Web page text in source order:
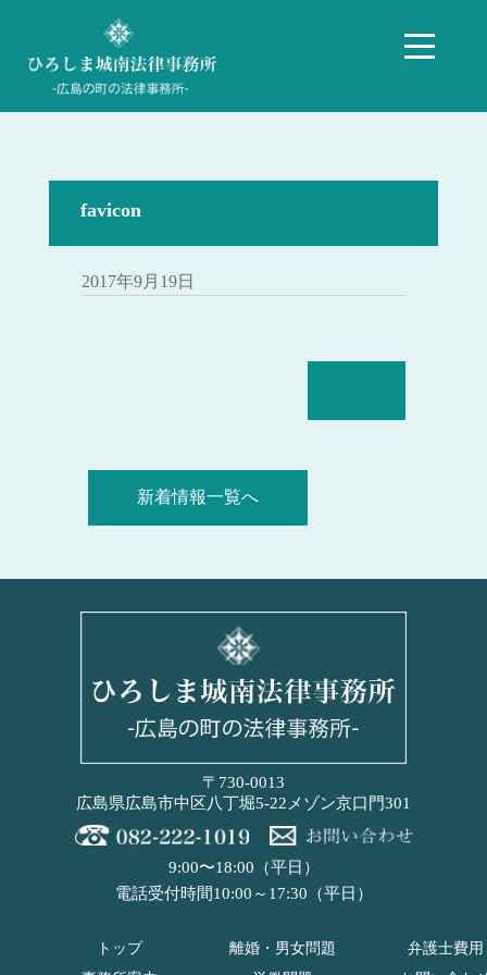
favicon
2017年9月19日
新着情報一覧へ
〒730-0013
広島県広島市中区八丁堀5-22メゾン京口門301
9:00〜18:00（平日）
電話受付時間10:00～17:30（平日）
トップ
離婚・男女問題
弁護士費用